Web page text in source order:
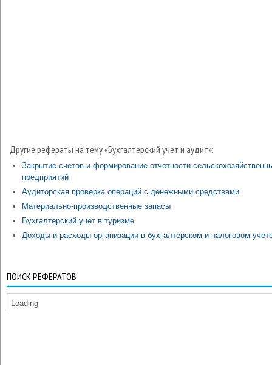
Другие рефераты на тему «Бухгалтерский учет и аудит»:
Закрытие счетов и формирование отчетности
предприятий
Аудиторская проверка операций с денежными средствами
Материально-производственные запасы
Бухгалтерский учет в туризме
Доходы и расходы организации в бухгалтерском и налоговом
ПОИСК РЕФЕРАТОВ
Loading